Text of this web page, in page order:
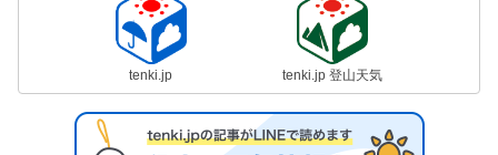
tenki.jp tenki.jp 登山天気